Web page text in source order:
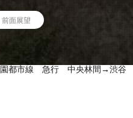
前面展望
園都市線 急行 中央林間→渋谷